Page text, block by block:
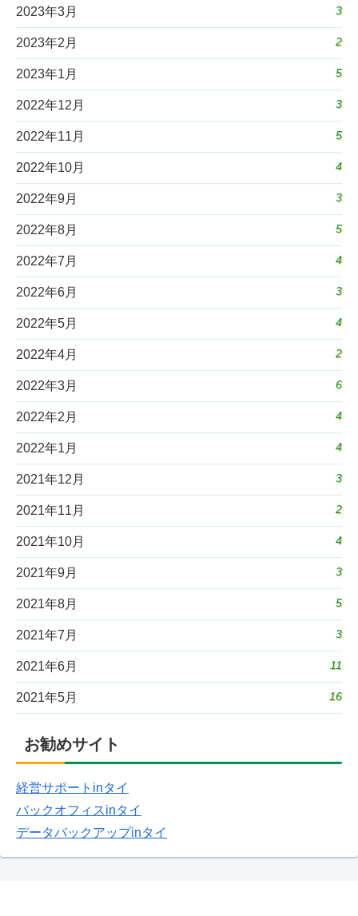
2023年3月 3
2023年2月 2
2023年1月 5
2022年12月 3
2022年11月 5
2022年10月 4
2022年9月 3
2022年8月 5
2022年7月 4
2022年6月 3
2022年5月 4
2022年4月 2
2022年3月 6
2022年2月 4
2022年1月 4
2021年12月 3
2021年11月 2
2021年10月 4
2021年9月 3
2021年8月 5
2021年7月 3
2021年6月 11
2021年5月 16
お勧めサイト
経営サポートinタイ
バックオフィスinタイ
データバックアップinタイ